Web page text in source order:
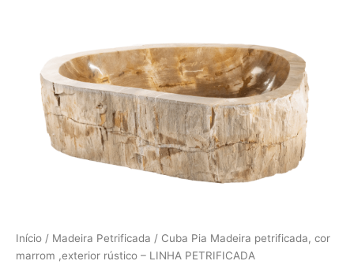
Início / Madeira Petrificada / Cuba Pia Madeira petrificada, cor
marrom ,exterior rústico – LINHA PETRIFICADA